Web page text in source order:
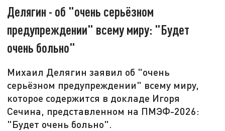
Делягин - об "очень серьёзном
предупреждении" всему миру: "Будет
очень больно"
Михаил Делягин заявил об "очень
серьёзном предупреждении" всему миру,
которое содержится в докладе Игоря
Сечина, представленном на ПМЭФ-2026:
"Будет очень больно".